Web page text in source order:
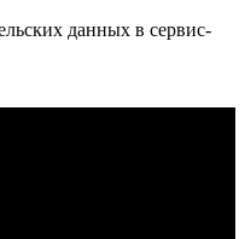
данных в сервис-